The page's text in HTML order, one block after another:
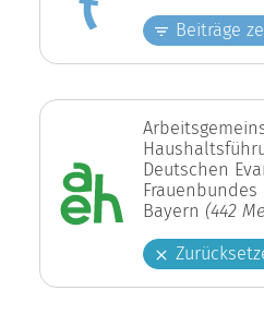
Beiträge
Deutschen
Frauenbundes
Bayern (442